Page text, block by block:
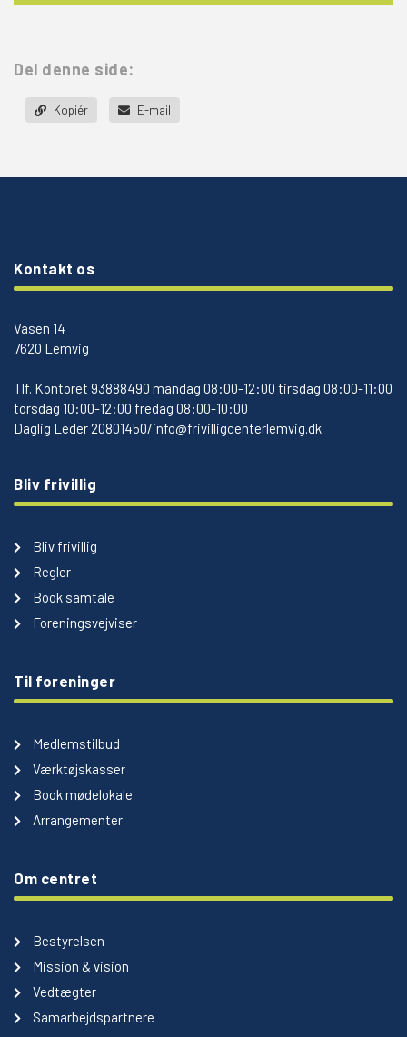
Del denne side:
Kopiér E-mail
Kontakt os
Vasen 14
7620 Lemvig
Tlf. Kontoret 93888490 mandag 08:00-12:00 tirsdag 08:00-11:00
torsdag 10:00-12:00 fredag 08:00-10:00
Daglig Leder 20801450/info@frivilligcenterlemvig.dk
Bliv frivillig
Bliv frivillig
Regler
Book samtale
Foreningsvejviser
Til foreninger
Medlemstilbud
Værktøjskasser
Book mødelokale
Arrangementer
Om centret
Bestyrelsen
Mission & vision
Vedtægter
Samarbejdspartnere